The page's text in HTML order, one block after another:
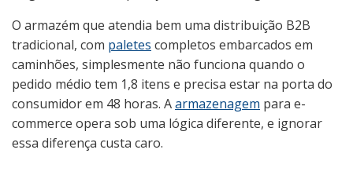
O armazém que atendia bem uma distribuição B2B
tradicional, com paletes completos embarcados em
caminhões, simplesmente não funciona quando o
pedido médio tem 1,8 itens e precisa estar na porta do
consumidor em 48 horas. Aarmazenagem para e-
commerce opera sob uma lógica diferente, e ignorar
essa diferença custa caro.